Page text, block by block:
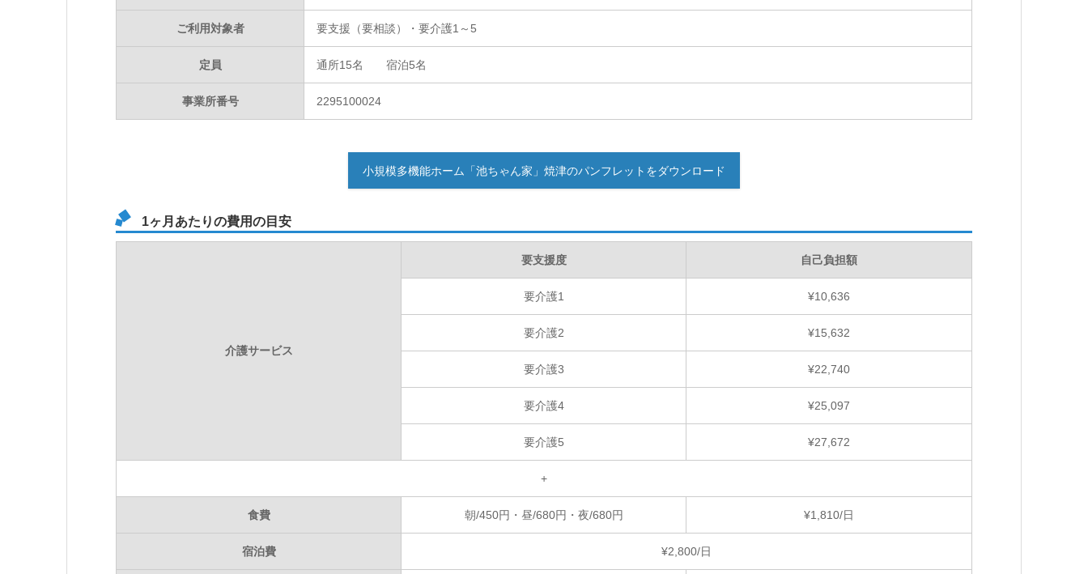
ご利用対象者 要支援（要相談）・要介護1～5
定員 通所15名 宿泊5名
事業所番号 2295100024
小規模多機能ホーム「池ちゃん家」焼津のパンフレットをダウンロード
1ヶ月あたりの費用の目安
介護サービス
要支援度 自己負担額
要介護1 ¥10,636
要介護2 ¥15,632
要介護3 ¥22,740
要介護4 ¥25,097
要介護5 ¥27,672
+
食費 朝/450円・昼/680円・夜/680円 ¥1,810/日
宿泊費 ¥2,800/日